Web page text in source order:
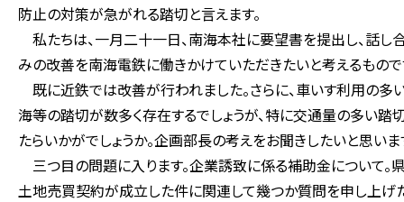
防止の対策が急がれる踏切と言えます。
私たちは、一月二十一日、南海本社に要望書を提出し、話し
みの改善を南海電鉄に働きかけていただきたいと考えるもの
既に近鉄では改善が行われました。さらに、車いす利用の多
海等の踏切が数多く存在するでしょうが、特に交通量の多い
たらいかがでしょうか。企画部長の考えをお聞きしたいと思い
三つ目の問題に入ります。企業誘致に係る補助金について
土地売買契約が成立した件に関連して幾つか質問を申し上げ